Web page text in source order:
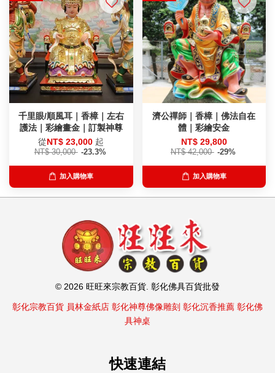
千里眼/順風耳｜香樟｜左右
護法｜彩繪畫金｜訂製神尊
從NT$ 23,000 起
NT$ 30,000 -23.3%
加入購物車
濟公禪師｜香樟｜佛法自在
體｜彩繪安金
NT$ 29,800
NT$ 42,000 -29%
加入購物車
© 2026 旺旺來宗教百貨. 彰化佛具百貨批發
彰化宗教百貨 員林金紙店 彰化神尊佛像雕刻 彰化沉香推薦 彰化佛
具神桌
快速連結